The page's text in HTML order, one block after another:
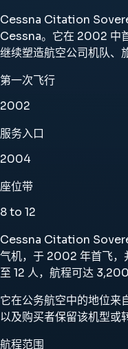
Cessna Citation
Cessna。它在 2002 中
继续塑造航空公司机队、
第一次飞行
2002
服务入口
2004
座位带
8 to 12
Cessna Citation
气机，于 2002 年首飞
至 12 人，航程可达 3,200
它在公务航空中的地位来
以及购买者保留该机型或
航程范围